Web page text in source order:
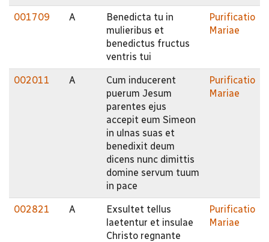
001709 A
Benedicta tu in
mulieribus et
benedictus fructus
ventris tui
Purificatio
Mariae
002011 A
Cum inducerent
puerum Jesum
parentes ejus
accepit eum Simeon
in ulnas suas et
benedixit deum
dicens nunc dimittis
domine servum tuum
in pace
Purificatio
Mariae
002821 A
Exsultet tellus
laetentur et insulae
Christo regnante
Purificatio
Mariae